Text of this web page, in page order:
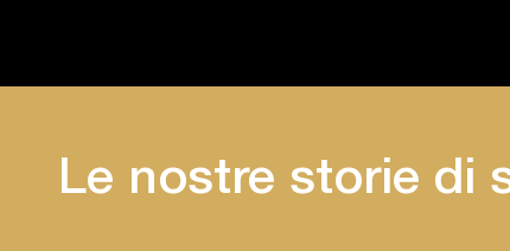
Le nostre storie di